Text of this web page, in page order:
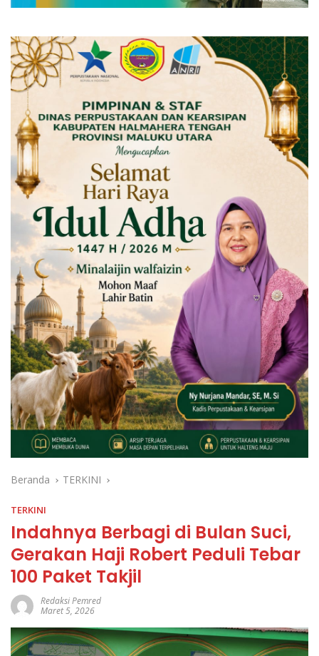
Beranda TERKINI
TERKINI
Indahnya Berbagi di Bulan Suci,
Gerakan Haji Robert Peduli Tebar
100 Paket Takjil
Redaksi Pemred
Maret 5, 2026